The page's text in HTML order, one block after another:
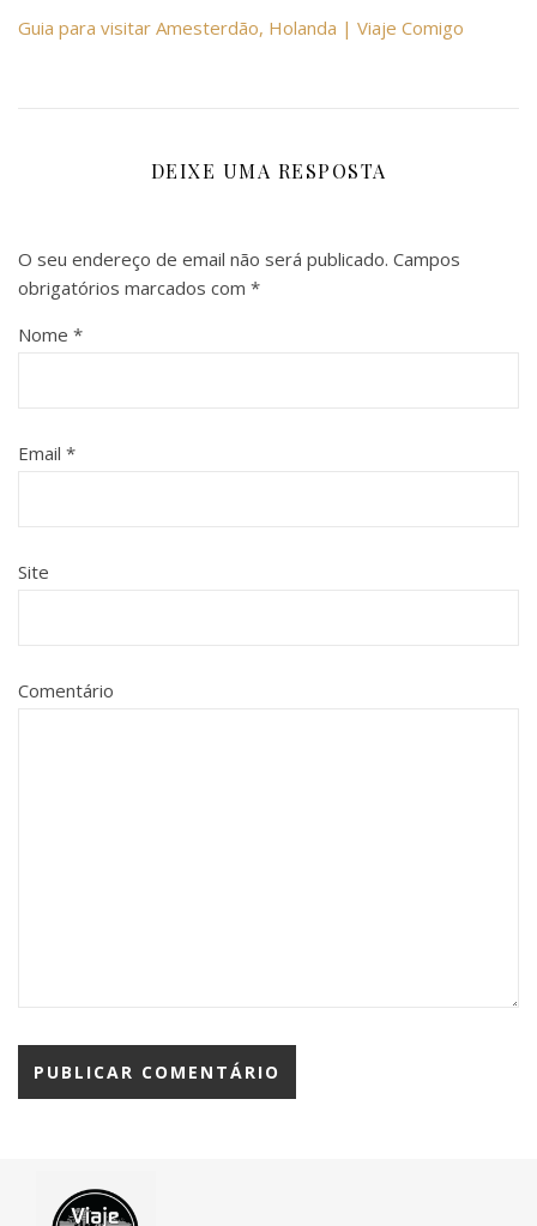
Guia para visitar Amesterdão, Holanda | Viaje Comigo
DEIXE UMA RESPOSTA
O seu endereço de email não será publicado. Campos
obrigatórios marcados com *
Nome *
Email *
Site
Comentário